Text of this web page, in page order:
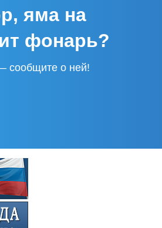
яма на
фонарь?
сообщите о ней!